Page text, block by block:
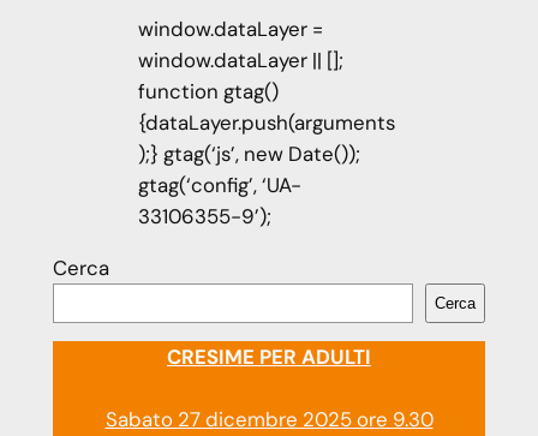
window.dataLayer =
window.dataLayer || [];
function gtag()
{dataLayer.push(arguments
);} gtag(‘js’, new Date());
gtag(‘config’, ‘UA-
33106355-9’);
Cerca
Cerca
CRESIME PER ADULTI
Sabato 27 dicembre 2025 ore 9.30